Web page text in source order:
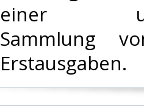
einer
Sammlung
Erstausgaben. ‎